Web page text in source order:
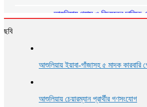
আশুলিয়ায় গ্যাস ও বিদ্যুতের দাবিতে
আশুলিয়ায় শিল্প প্রতিষ্ঠানে
ছবি
আশুলিয়ায় ইয়াবা-গাঁজাসহ ৫ মাদক কারবারি
আশুলিয়ায় চেয়ারম্যান প্রার্থীর গণসংযোগ